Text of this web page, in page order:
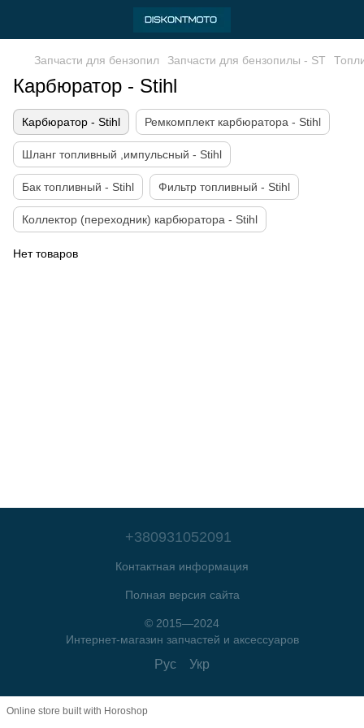
Запчасти для бензопил Запчасти для бензопилы - ST
Карбюратор - Stihl
Карбюратор - Stihl Ремкомплект карбюратора - Stihl
Шланг топливный ,импульсный - Stihl
Бак топливный - Stihl Фильтр топливный - Stihl
Коллектор (переходник) карбюратора - Stihl
Нет товаров
+380931052091
Контактная информация
Полная версия сайта
© 2015—2024
Интернет-магазин запчастей и аксессуаров
Рус Укр
Online store built with Horoshop